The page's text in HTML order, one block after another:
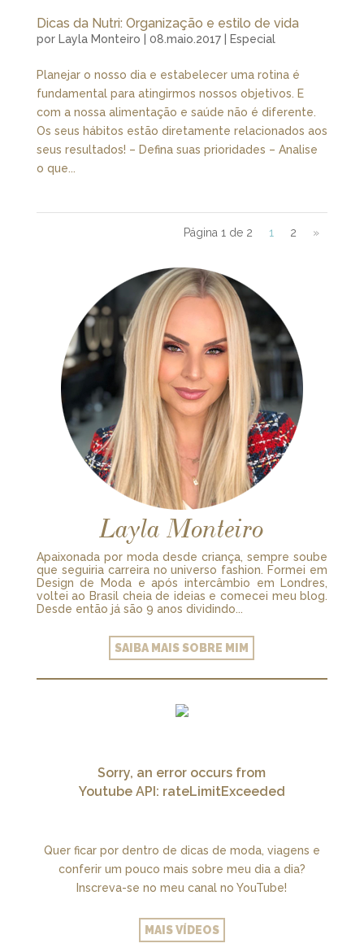
Dicas da Nutri: Organização e estilo de vida
por Layla Monteiro | 08.maio.2017| Especial
Planejar o nosso dia e estabelecer uma rotina é
fundamental para atingirmos nossos objetivos. E
com a nossa alimentação e saúde não é diferente.
Os seus hábitos estão diretamente relacionados aos
seus resultados! – Defina suas prioridades – Analise
o que...
Página 1 de 2 1 2 »
Layla Monteiro
Apaixonada por moda desde criança, sempre soube
que seguiria carreira no universo fashion. Formei em
Design de Moda e após intercâmbio em Londres,
voltei ao Brasil cheia de ideias e comecei meu blog.
Desde então já são 9 anos dividindo...
SAIBA MAIS SOBRE MIM
Sorry, an error occurs from
Youtube API: rateLimitExceeded
Quer ficar por dentro de dicas de moda, viagens e
conferir um pouco mais sobre meu dia a dia?
Inscreva-se no meu canal no YouTube!
MAIS VÍDEOS